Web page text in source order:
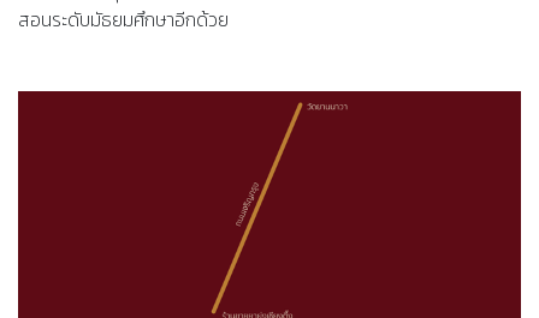
สอนระดับมัธยมศึกษาอีกด้วย